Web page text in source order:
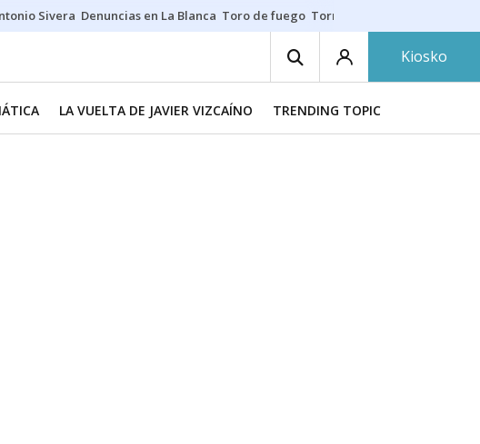
Sivera Denuncias en La Blanca Toro de fuego Tornike Shengelia
Kiosko
LA VUELTA DE JAVIER VIZCAÍNO TRENDING TOPIC